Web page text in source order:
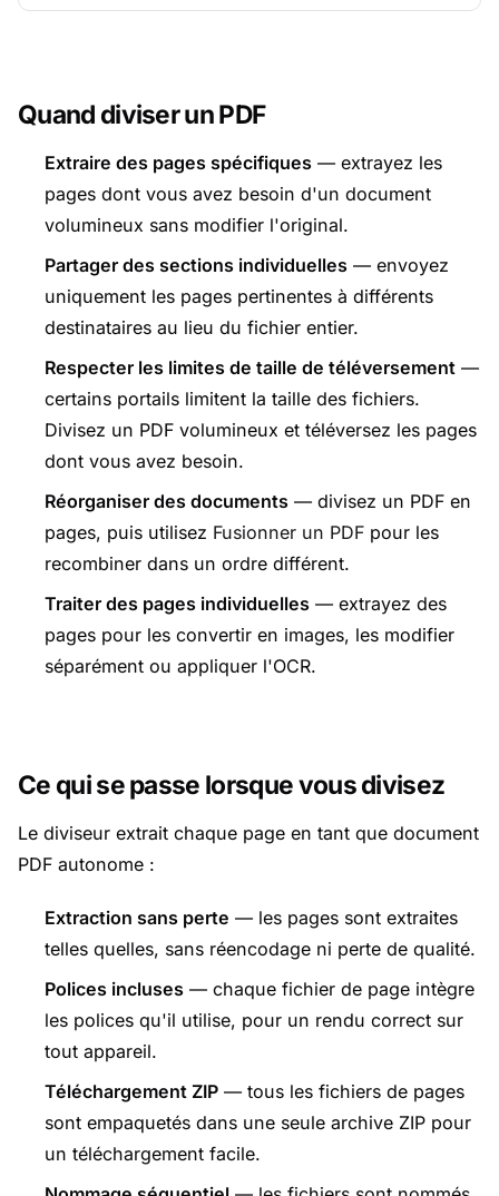
Quand diviser un PDF
Extraire des pages spécifiques — extrayez les
pages dont vous avez besoin d'un document
volumineux sans modifier l'original.
Partager des sections individuelles — envoyez
uniquement les pages pertinentes à différents
destinataires au lieu du fichier entier.
Respecter les limites de taille de téléversement —
certains portails limitent la taille des fichiers.
Divisez un PDF volumineux et téléversez les pages
dont vous avez besoin.
Réorganiser des documents — divisez un PDF en
pages, puis utilisez Fusionner un PDF pour les
recombiner dans un ordre différent.
Traiter des pages individuelles — extrayez des
pages pour les convertir en images, les modifier
séparément ou appliquer l'OCR.
Ce qui se passe lorsque vous divisez
Le diviseur extrait chaque page en tant que document
PDF autonome :
Extraction sans perte — les pages sont extraites
telles quelles, sans réencodage ni perte de qualité.
Polices incluses — chaque fichier de page intègre
les polices qu'il utilise, pour un rendu correct sur
tout appareil.
Téléchargement ZIP — tous les fichiers de pages
sont empaquetés dans une seule archive ZIP pour
un téléchargement facile.